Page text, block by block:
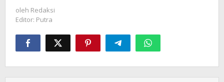
oleh Redaksi
Editor: Putra